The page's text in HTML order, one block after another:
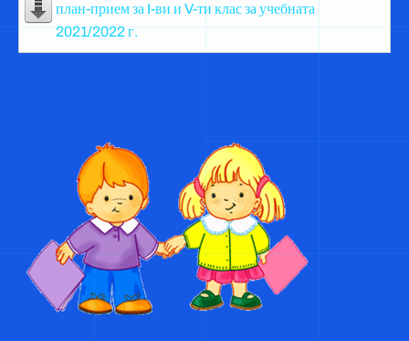
план-прием за I-ви и V-ти клас за учебната
2021/2022 г.